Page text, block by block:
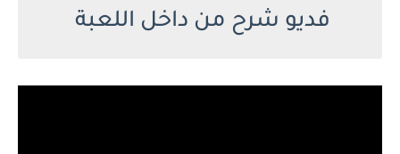
فديو شرح من داخل اللعبة